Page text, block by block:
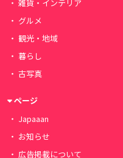
雑貨・インテリア
グルメ
観光・地域
暮らし
古写真
ページ
Japaaan
お知らせ
広告掲載について